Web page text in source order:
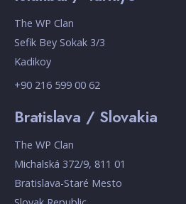
The WP Clan
Sefik Bey Sokak 3/3
Kadikoy
+90 216 599 00 62
Bratislava / Slovakia
The WP Clan
Michalská 372/9, 811 01
Bratislava-Staré Mesto